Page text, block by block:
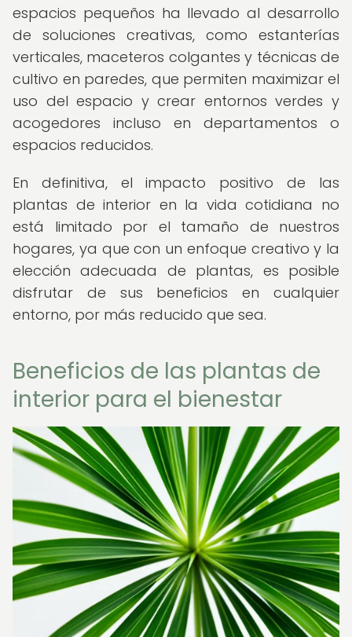
espacios pequeños ha llevado al desarrollo
de soluciones creativas, como estanterías
verticales, maceteros colgantes y técnicas de
cultivo en paredes, que permiten maximizar el
uso del espacio y crear entornos verdes y
acogedores incluso en departamentos o
espacios reducidos.
En definitiva, el impacto positivo de las
plantas de interior en la vida cotidiana no
está limitado por el tamaño de nuestros
hogares, ya que con un enfoque creativo y la
elección adecuada de plantas, es posible
disfrutar de sus beneficios en cualquier
entorno, por más reducido que sea.
Beneficios de las plantas de
interior para el bienestar